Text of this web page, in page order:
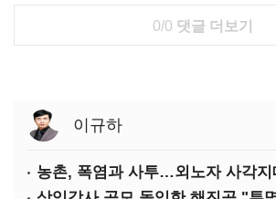
0/0 댓글 더보기
이규하
농촌, 폭염과 사투…외노자 사각지